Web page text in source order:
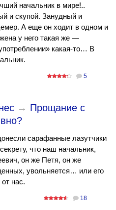
начальник в мире!..
и скупой. Занудный и
А еще он ходит в одном и
у него такая же —
какая-то… В
5
→ Прощание с
сарафанные лазутчики
что наш начальник,
он же Петя, он же
увольняется… или его
нас.
18